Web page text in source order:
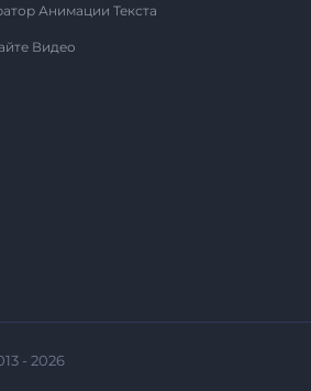
Анимации Текста
Видео
- 2026